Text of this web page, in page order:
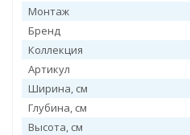
Монтаж
Бренд
Коллекция
Артикул
Ширина, см
Глубина, см
Высота, см